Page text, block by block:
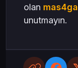
olan
unutmayın.